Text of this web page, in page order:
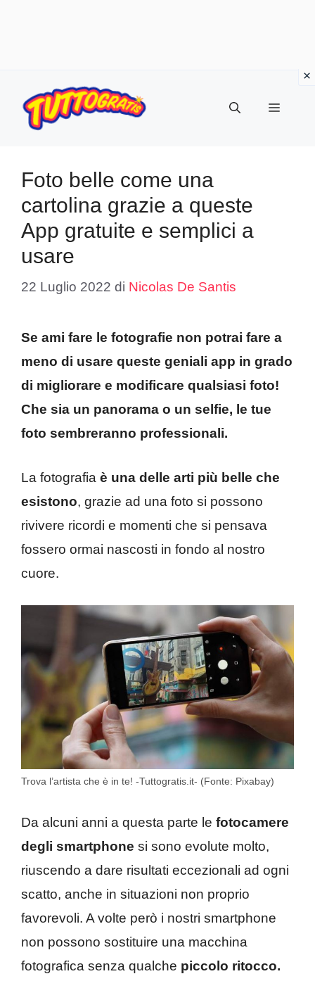
contenuto
Menu
Foto belle come una
cartolina grazie a queste
App gratuite e semplici a
usare
22 Luglio 2022 di Nicolas De Santis
Se ami fare le fotografie non potrai fare a
meno di usare queste geniali app in grado
di migliorare e modificare qualsiasi foto!
Che sia un panorama o un selfie, le tue
foto sembreranno professionali.
La fotografia è una delle arti più belle che
esistono, grazie ad una foto si possono
rivivere ricordi e momenti che si pensava
fossero ormai nascosti in fondo al nostro
cuore.
Trova l’artista che è in te! -Tuttogratis.it- (Fonte: Pixabay)
Da alcuni anni a questa parte le fotocamere
degli smartphone si sono evolute molto,
riuscendo a dare risultati eccezionali ad ogni
scatto, anche in situazioni non proprio
favorevoli. A volte però i nostri smartphone
non possono sostituire una macchina
fotografica senza qualche piccolo ritocco.